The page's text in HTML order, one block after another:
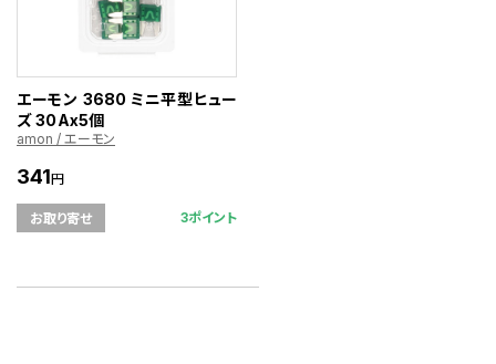
エーモン 3680 ミニ平型ヒュー
ズ 30Ax5個
amon / エーモン
341円
お取り寄せ 3ポイント